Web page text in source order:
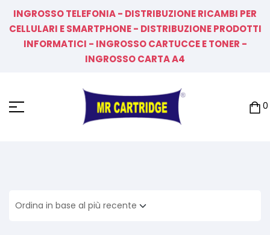
INGROSSO TELEFONIA - DISTRIBUZIONE RICAMBI PER
CELLULARI E SMARTPHONE - DISTRIBUZIONE PRODOTTI
INFORMATICI - INGROSSO CARTUCCE E TONER -
INGROSSO CARTA A4
0